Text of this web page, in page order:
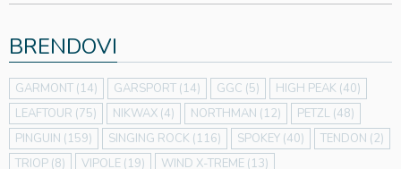
BRENDOVI
GARMONT (14) GARSPORT (14) GGC (5) HIGH PEAK (40)
LEAFTOUR (75) NIKWAX (4) NORTHMAN (12) PETZL (48)
PINGUIN (159) SINGING ROCK (116) SPOKEY (40) TENDON (2)
TRIOP (8) VIPOLE (19) WIND X-TREME (13)